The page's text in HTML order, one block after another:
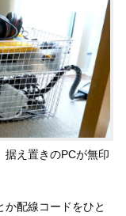
据え置きのPCが無印
配線コードをひと